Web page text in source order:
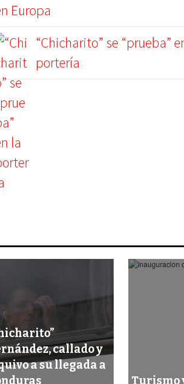
Europa
“Chicharito” se “prueba”
portería
callado y
a su llegada a
Turismo